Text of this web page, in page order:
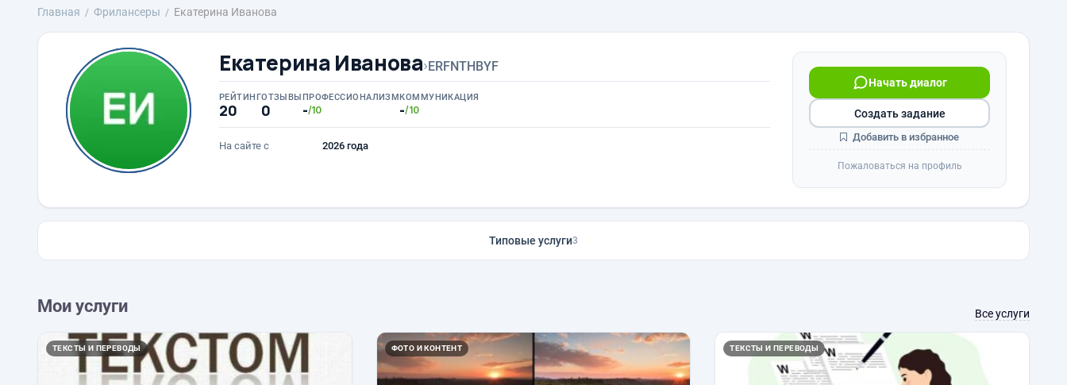
Главная Фрилансеры Екатерина Иванова
Екатерина Иванова›ERFNTHBYF
РЕЙТИНГ
20
ОТЗЫВЫ
0
ПРОФЕССИОНАЛИЗМ
-/10
КОММУНИКАЦИЯ
-/10
На сайте с 2026 года
Начать диалог
Создать задание
Добавить в избранное
Пожаловаться на профиль
Типовые услуги3
Все услуги
Мои услуги
ТЕКСТЫ И ПЕРЕВОДЫ ФОТО И КОНТЕНТ ТЕКСТЫ И ПЕРЕВОДЫ